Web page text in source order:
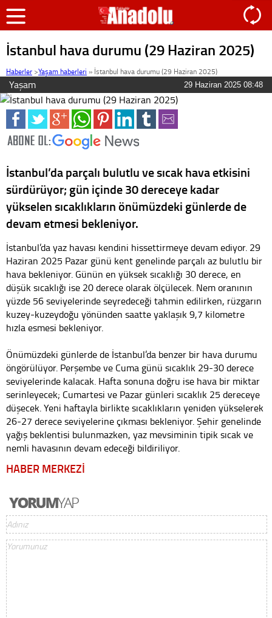
İstanbul hava durumu (29 Haziran 2025)
Haberler >Yaşam haberleri » İstanbul hava durumu (29 Haziran 2025)
Yaşam 29 Haziran 2025 08:48
İstanbul’da parçalı bulutlu ve sıcak hava etkisini
sürdürüyor; gün içinde 30 dereceye kadar
yükselen sıcaklıkların önümüzdeki günlerde de
devam etmesi bekleniyor.
İstanbul’da yaz havası kendini hissettirmeye devam ediyor. 29
Haziran 2025 Pazar günü kent genelinde parçalı az bulutlu bir
hava bekleniyor. Günün en yüksek sıcaklığı 30 derece, en
düşük sıcaklığı ise 20 derece olarak ölçülecek. Nem oranının
yüzde 56 seviyelerinde seyredeceği tahmin edilirken, rüzgarın
kuzey-kuzeydoğu yönünden saatte yaklaşık 9,7 kilometre
hızla esmesi bekleniyor.
Önümüzdeki günlerde de İstanbul’da benzer bir hava durumu
öngörülüyor. Perşembe ve Cuma günü sıcaklık 29-30 derece
seviyelerinde kalacak. Hafta sonuna doğru ise hava bir miktar
serinleyecek; Cumartesi ve Pazar günleri sıcaklık 25 dereceye
düşecek. Yeni haftayla birlikte sıcaklıkların yeniden yükselerek
26-27 derece seviyelerine çıkması bekleniyor. Şehir genelinde
yağış beklentisi bulunmazken, yaz mevsiminin tipik sıcak ve
nemli havasının devam edeceği bildiriliyor.
HABER MERKEZİ